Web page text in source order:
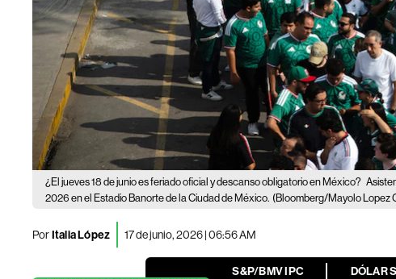
¿El jueves 18 de junio es feriado oficial y descanso obligatorio en México?
2026 en el Estadio Banorte de la Ciudad de México. (Bloomberg/Mayolo Lopez
PorItalia López 17 de junio, 2026 | 06:56 AM
S&P/BMV IPC DÓLAR